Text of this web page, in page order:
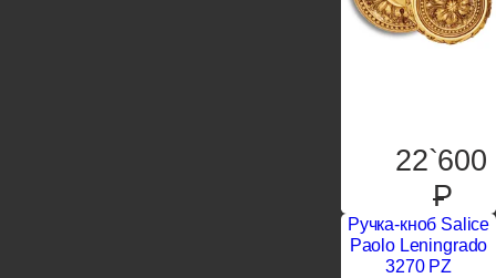
22`600
P
Ручка-кноб Salice
Paolo Leningrado
3270 PZ